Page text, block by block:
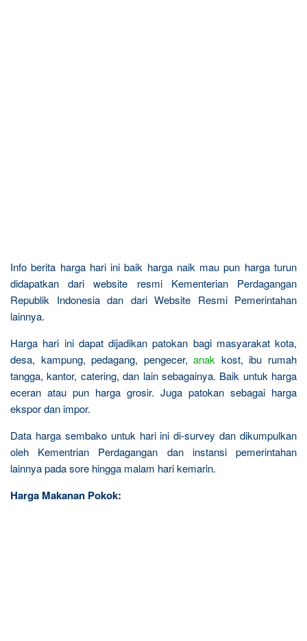
Info berita harga hari ini baik harga naik mau pun harga turun
didapatkan dari website resmi Kementerian Perdagangan
Republik Indonesia dan dari Website Resmi Pemerintahan
lainnya.
Harga hari ini dapat dijadikan patokan bagi masyarakat kota,
desa, kampung, pedagang, pengecer,anak kost, ibu rumah
tangga, kantor, catering, dan lain sebagainya. Baik untuk harga
eceran atau pun harga grosir. Juga patokan sebagai harga
ekspor dan impor.
Data harga sembako untuk hari ini di-survey dan dikumpulkan
oleh Kementrian Perdagangan dan instansi pemerintahan
lainnya pada sore hingga malam hari kemarin.
Harga Makanan Pokok: